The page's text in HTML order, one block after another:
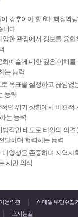
갖추어야 할 6대 핵심역
니다.
양한 관점에서 정보를 융
화예술에 대한 깊은 이해를
는 능력
목표를 설정하고 끊임없
능력
인 위기 상황에서 비판적
는 능력
방적인 태도로 타인의 의
달하며 협력하는 능력
다양성을 존중하며 지역사
시민 의식
이용약관
이메일 무단수집
오시는길